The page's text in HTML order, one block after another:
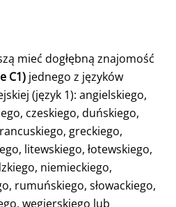
mieć dogłębną znajomość
C1) jednego z języków
(język 1): angielskiego,
czeskiego, duńskiego,
greckiego,
litewskiego, łotewskiego,
niemieckiego,
rumuńskiego, słowackiego,
węgierskiego lub